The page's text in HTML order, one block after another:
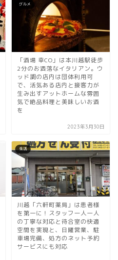
グルメ
「酒場 幸CO」は本川越駅徒歩
2分のお洒落なイタリアン。ウ
ッド調の店内は団体利用可
で、活気ある店内と接客力が
生み出すアットホームな雰囲
気で絶品料理と美味しいお酒
を
2023年3月30日
生活
川越「六軒町薬局」は患者様
を第一に！スタッフ一人一人
の丁寧な対応と待合室の快適
空間を実現と、日曜営業、駐
車場完備、処方のネット予約
サービスにも対応